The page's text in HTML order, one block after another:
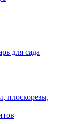
для сада
плоскорезы,